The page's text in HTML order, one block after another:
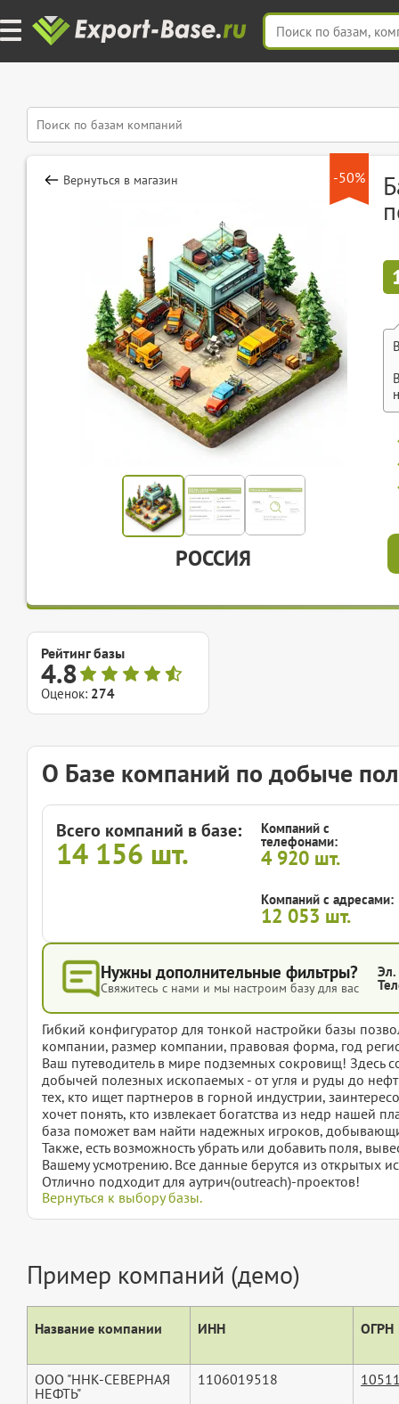
-50%
Вернуться в магазин
РОССИЯ
Рейтинг базы
4.8
Оценок: 274
О Базе компаний по добыче
Всего компаний в базе:
14 156 шт.
Компаний с
телефонами:
4 920 шт.
Компаний с адресами:
12 053 шт.
Нужны дополнительные фильтры?
Свяжитесь с нами и мы настроим базу для вас
Эл.
Гибкий конфигуратор для тонкой настройки базы
компании, размер компании, правовая форма, год
Ваш путеводитель в мире подземных сокровищ! Здесь
добычей полезных ископаемых - от угля и руды до
тех, кто ищет партнеров в горной индустрии,
хочет понять, кто извлекает богатства из недр нашей
база поможет вам найти надежных игроков,
Также, есть возможность убрать или добавить поля,
Вашему усмотрению. Все данные берутся из открытых
Отлично подходит для аутрич(outreach)-проектов!
Вернуться к выбору базы.
Пример компаний (демо)
Название компании ИНН ОГРН
ООО "ННК-СЕВЕРНАЯ
НЕФТЬ"
1106019518